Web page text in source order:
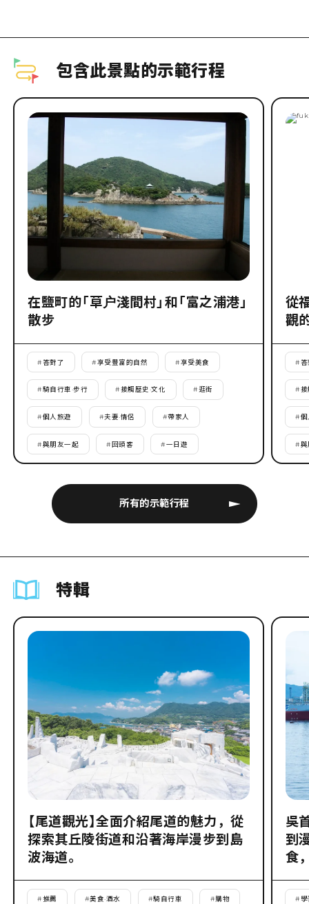
包含此景點的示範行程
所有的示範行程
在鹽町的「草户淺間村」和「富之浦港」
散步
# 答對了 #享受豐富的自然 #享受美食
#騎自行車·步行 #接觸歷史·文化 #逛街
#個人旅遊 #夫妻·情侶 #帶家人
#與朋友一起 # 回頭客 #一日遊
從
觀
#
#接
#個
#與
特輯
【尾道觀光】全面介紹尾道的魅力，從
探索其丘陵街道和沿著海岸漫步到島
波海道。
#推薦 #美食·酒水 #騎自行車 #購物
吳
到
食
# 學